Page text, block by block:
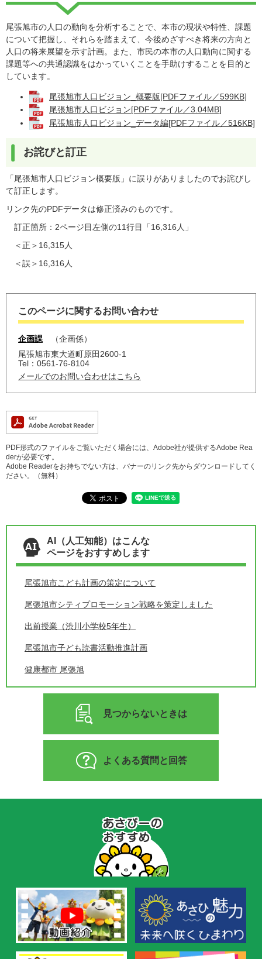
尾張旭市の人口の動向を分析することで、本市の現状や特性、課題
について把握し、それらを踏まえて、今後めざすべき将来の方向と
人口の将来展望を示す計画。また、市民の本市の人口動向に関する
課題等への共通認識をはかっていくことを手助けすることを目的と
しています。
尾張旭市人口ビジョン_概要版[PDFファイル／599KB]
尾張旭市人口ビジョン[PDFファイル／3.04MB]
尾張旭市人口ビジョン_データ編[PDFファイル／516KB]
お詫びと訂正
「尾張旭市人口ビジョン概要版」に誤りがありましたのでお詫びし
て訂正します。
リンク先のPDFデータは修正済みのものです。
訂正箇所：2ページ目左側の11行目「16,316人」
＜正＞16,315人
＜誤＞16,316人
このページに関するお問い合わせ
企画課
企画係
尾張旭市東大道町原田2600-1
Tel：0561-76-8104
メールでのお問い合わせはこちら
PDF形式のファイルをご覧いただく場合には、Adobe社が提供するAdobe Rea
derが必要です。
Adobe Readerをお持ちでない方は、バナーのリンク先からダウンロードしてく
ださい。（無料）
AI（人工知能）はこんな
ページをおすすめします
尾張旭市こども計画の策定について
尾張旭市シティプロモーション戦略を策定しました
出前授業（渋川小学校5年生）
尾張旭市子ども読書活動推進計画
健康都市 尾張旭
見つからないときは
よくある質問と回答
の
お
す
め